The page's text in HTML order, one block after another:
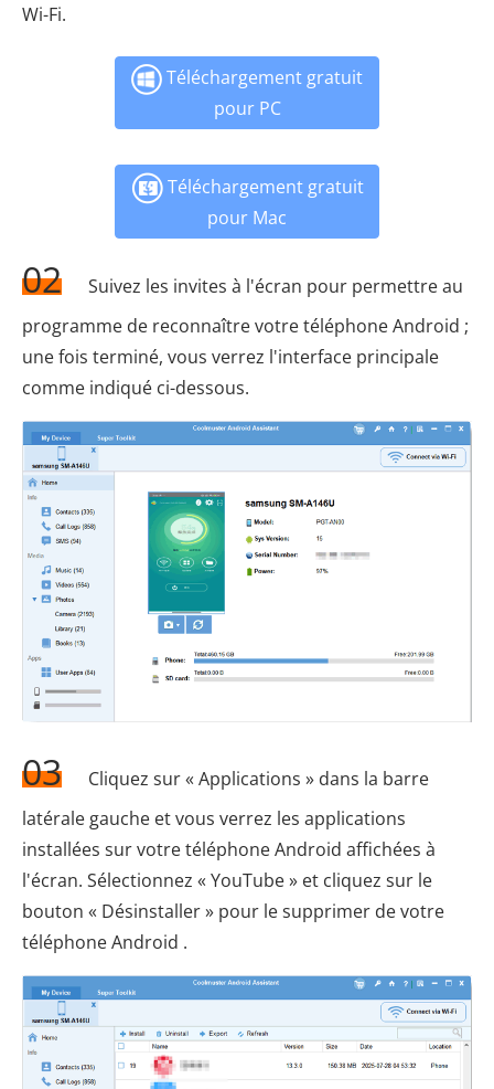
Wi-Fi.
Téléchargement gratuit
pour PC
Téléchargement gratuit
pour Mac
02
Suivez les invites à l'écran pour permettre au
programme de reconnaître votre téléphone Android ;
une fois terminé, vous verrez l'interface principale
comme indiqué ci-dessous.
03
Cliquez sur « Applications » dans la barre
latérale gauche et vous verrez les applications
installées sur votre téléphone Android affichées à
l'écran. Sélectionnez « YouTube » et cliquez sur le
bouton « Désinstaller » pour le supprimer de votre
téléphone Android .